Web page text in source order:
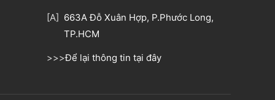
[A] 663A Đỗ Xuân Hợp, P.Phước Long,
TP.HCM
>>>Để lại thông tin tại đây